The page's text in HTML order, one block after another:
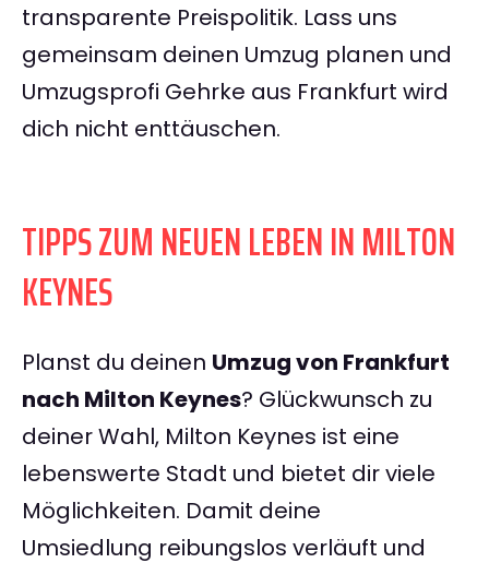
transparente Preispolitik. Lass uns
gemeinsam deinen Umzug planen und
Umzugsprofi Gehrke aus Frankfurt wird
dich nicht enttäuschen.
TIPPS ZUM NEUEN LEBEN IN MILTON
KEYNES
Planst du deinen Umzug von Frankfurt
nach Milton Keynes? Glückwunsch zu
deiner Wahl, Milton Keynes ist eine
lebenswerte Stadt und bietet dir viele
Möglichkeiten. Damit deine
Umsiedlung reibungslos verläuft und